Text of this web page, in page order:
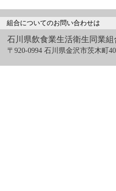
組合についてのお問い合わせは
石川県飲食業生活衛生同業組
〒920-0994 石川県金沢市茨木町